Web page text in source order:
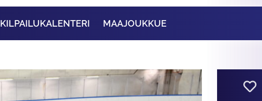
KILPAILUKALENTERI MAAJOUKKUE